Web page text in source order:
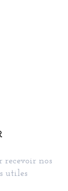
recevoir nos
utiles